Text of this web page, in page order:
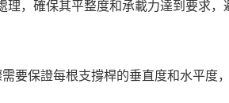
，確保其平整度和承載力達到要求
要保證每根支撐桿的垂直度和水平度